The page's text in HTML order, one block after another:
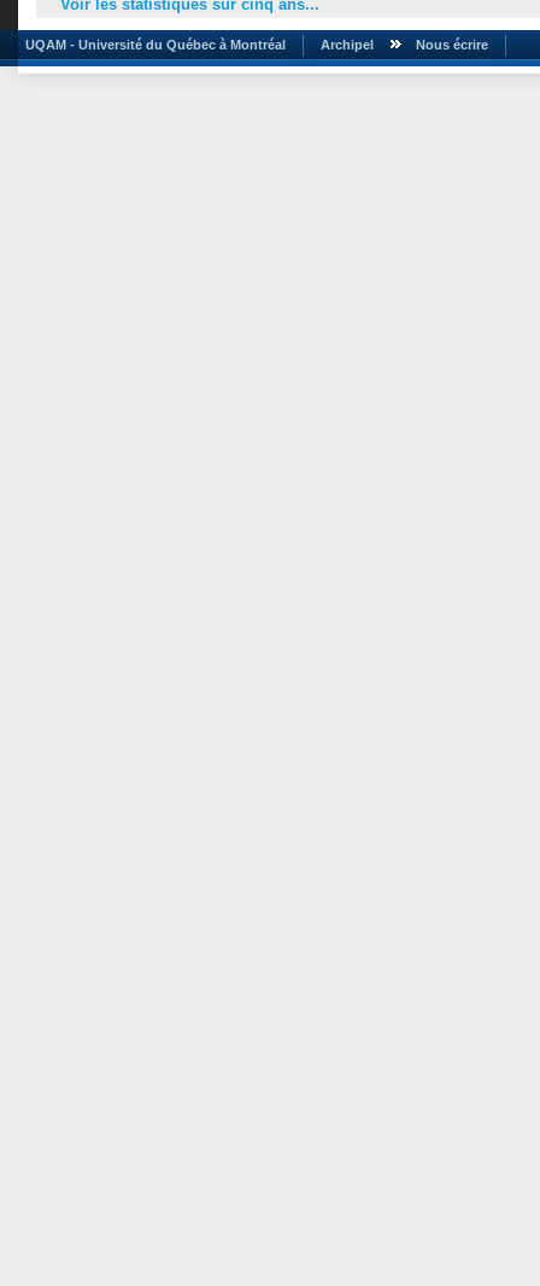
Voir les statistiques sur cinq ans...
UQAM - Université du Québec à Montréal Archipel Nous écrire